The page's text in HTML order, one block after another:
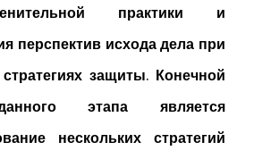
практики и
перспектив исхода дела при
защиты. Конечной
этапа является
нескольких стратегий